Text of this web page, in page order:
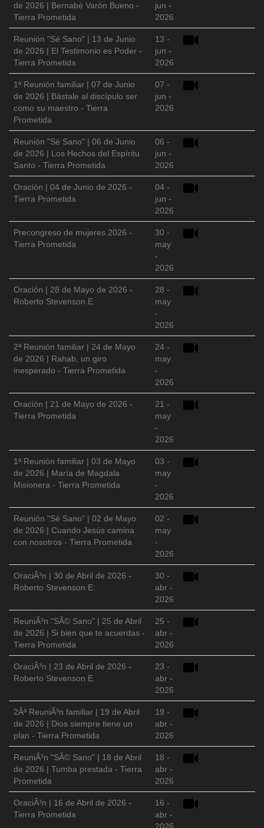
de 2026 | Bernabé Varón Bueno -
Tierra Prometida
jun -
2026
Reunión "Sé Sano" | 13 de Junio
de 2026 | El Testimonio es Poder -
Tierra Prometida
13 -
jun -
2026
1ª Reunión familiar | 07 de Junio
de 2026 | Bástale al discípulo ser
como su maestro - Tierra
Prometida
07 -
jun -
2026
Reunión "Sé Sano" | 06 de Junio
de 2026 | Los Hechos del Espíritu
Santo - Tierra Prometida
06 -
jun -
2026
Oración | 04 de Junio de 2026 -
Tierra Prometida
04 -
jun -
2026
Precongreso de mujeres 2026 -
Tierra Prometida
30 -
may
-
2026
Oración | 28 de Mayo de 2026 -
Roberto Stevenson E.
28 -
may
-
2026
2ª Reunión familiar | 24 de Mayo
de 2026 | Rahab, un giro
inesperado - Tierra Prometida
24 -
may
-
2026
Oración | 21 de Mayo de 2026 -
Tierra Prometida
21 -
may
-
2026
1ª Reunión familiar | 03 de Mayo
de 2026 | María de Magdala
Misionera - Tierra Prometida
03 -
may
-
2026
Reunión "Sé Sano" | 02 de Mayo
de 2026 | Cuando Jesús camina
con nosotros - Tierra Prometida
02 -
may
-
2026
OraciÃ³n | 30 de Abril de 2026 -
Roberto Stevenson E.
30 -
abr -
2026
ReuniÃ³n "SÃ© Sano" | 25 de Abril
de 2026 | Si bien que te acuerdas -
Tierra Prometida
25 -
abr -
2026
OraciÃ³n | 23 de Abril de 2026 -
Roberto Stevenson E.
23 -
abr -
2026
2Âª ReuniÃ³n familiar | 19 de Abril
de 2026 | Dios siempre tiene un
plan - Tierra Prometida
19 -
abr -
2026
ReuniÃ³n "SÃ© Sano" | 18 de Abril
de 2026 | Tumba prestada - Tierra
Prometida
18 -
abr -
2026
OraciÃ³n | 16 de Abril de 2026 -
Tierra Prometida
16 -
abr -